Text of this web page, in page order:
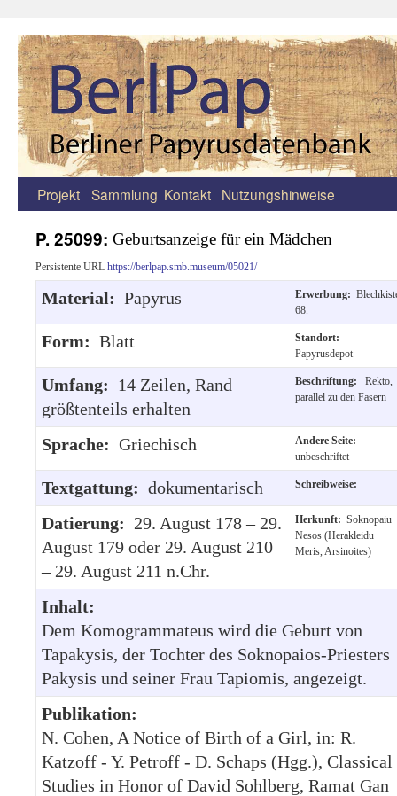
Zum
springen
Projekt Sammlung Kontakt Nutzungshinweise
P. 25099: Geburtsanzeige für ein Mädchen
Persistente URL https://berlpap.smb.museum/05021/
Material: Papyrus Erwerbung:
68.
Form: Blatt
Standort:
Papyrusdepot
Umfang: 14 Zeilen, Rand
größtenteils erhalten
Beschriftung:
Rekto,
parallel zu den Fasern
Sprache: Griechisch
Andere Seite:
unbeschriftet
Textgattung: dokumentarisch Schreibweise:
Datierung: 29. August 178 – 29.
August 179 oder 29. August 210
– 29. August 211 n.Chr.
Herkunft: Soknopaiu
Nesos (Herakleidu
Meris, Arsinoites)
Inhalt:
Dem Komogrammateus wird die Geburt von
Tapakysis, der Tochter des Soknopaios-Priesters
Pakysis und seiner Frau Tapiomis, angezeigt.
Publikation:
N. Cohen, A Notice of Birth of a Girl, in: R.
Katzoff - Y. Petroff - D. Schaps (Hgg.), Classical
Studies in Honor of David Sohlberg, Ramat Gan